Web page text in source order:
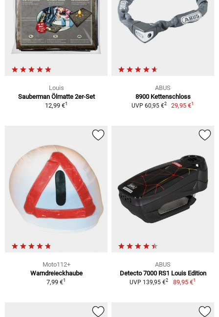
Louis
Sauberman Ölmatte 2er-Set
12,99 €1
ABUS
8900 Kettenschloss
UVP 60,95 €2 29,95 €1
Moto112+
Warndreieckhaube
7,99 €1
ABUS
Detecto 7000 RS1 Louis Edition
UVP 139,95 €2 89,95 €1